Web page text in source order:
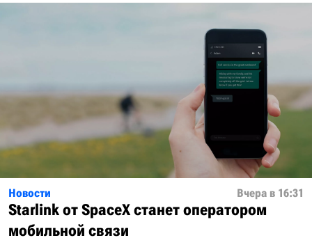
Новости Вчера в 16:31
Starlink от SpaceX станет оператором
мобильной связи